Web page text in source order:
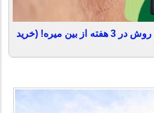
جای هر زخم و بخیه با این روش در 3 هفته از بین میره! (خرید